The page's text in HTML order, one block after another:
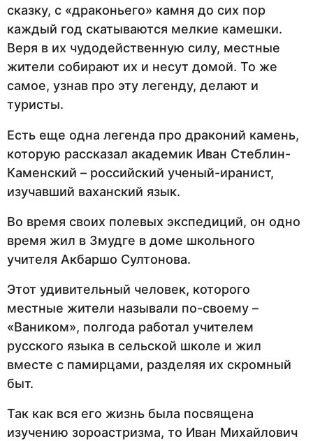
сказку, с «драконьего» камня до сих пор
каждый год скатываются мелкие камешки.
Веря в их чудодейственную силу, местные
жители собирают их и несут домой. То же
самое, узнав про эту легенду, делают и
туристы.
Есть еще одна легенда про драконий камень,
которую рассказал академик Иван Стеблин-
Каменский – российский ученый-иранист,
изучавший ваханский язык.
Во время своих полевых экспедиций, он одно
время жил в Змудге в доме школьного
учителя Акбаршо Султонова.
Этот удивительный человек, которого
местные жители называли по-своему –
«Ваником», полгода работал учителем
русского языка в сельской школе и жил
вместе с памирцами, разделяя их скромный
быт.
Так как вся его жизнь была посвящена
изучению зороастризма, то Иван Михайлович